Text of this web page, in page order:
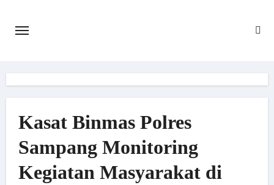
Kasat Binmas Polres
Sampang Monitoring
Kegiatan Masyarakat di